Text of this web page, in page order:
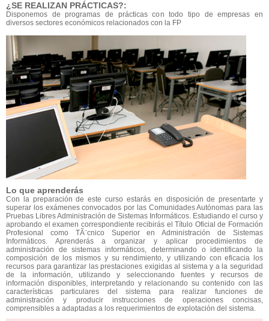
¿SE REALIZAN PRÁCTICAS?:
Disponemos de programas de prácticas con todo tipo de empresas en
diversos sectores económicos relacionados con la FP
Lo que aprenderás
Con la preparación de este curso estarás en disposición de presentarte y
superar los exámenes convocados por las Comunidades Autónomas para las
Pruebas Libres Administración de Sistemas Informáticos. Estudiando el curso y
aprobando el examen correspondiente recibirás el Título Oficial de Formación
Profesional como TÃ¨cnico Superior en Administración de Sistemas
Informáticos. Aprenderás a organizar y aplicar procedimientos de
administración de sistemas informáticos, determinando o identificando la
composición de los mismos y su rendimiento, y utilizando con eficacia los
recursos para garantizar las prestaciones exigidas al sistema y a la seguridad
de la información, utilizando y seleccionando fuentes y recursos de
información disponibles, interpretando y relacionando su contenido con las
características particulares del sistema para realizar funciones de
administración y producir instrucciones de operaciones concisas,
comprensibles a adaptadas a los requerimientos de explotación del sistema.